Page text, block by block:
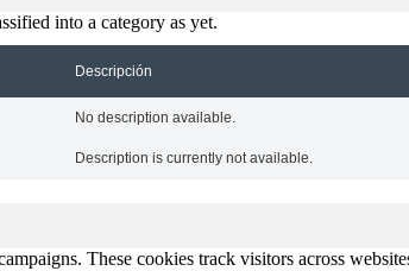
into a category as yet.
Descripción
No description available.
Description is currently not available.
These cookies track visitors across